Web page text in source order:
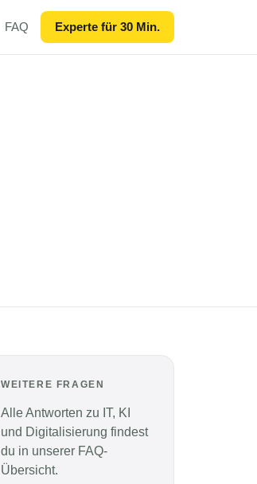
FAQ Experte für 30 Min.
WEITERE FRAGEN
Alle Antworten zu IT, KI
und Digitalisierung findest
du in unserer FAQ-
Übersicht.